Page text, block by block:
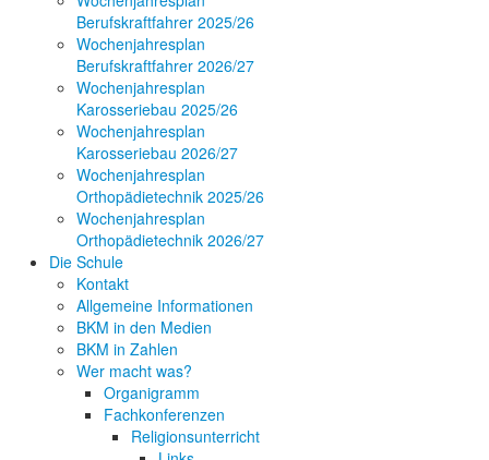
Berufskraftfahrer 2025/26
Wochenjahresplan
Berufskraftfahrer 2026/27
Wochenjahresplan
Karosseriebau 2025/26
Wochenjahresplan
Karosseriebau 2026/27
Wochenjahresplan
Orthopädietechnik 2025/26
Wochenjahresplan
Orthopädietechnik 2026/27
Die Schule
Kontakt
Allgemeine Informationen
BKM in den Medien
BKM in Zahlen
Wer macht was?
Organigramm
Fachkonferenzen
Religionsunterricht